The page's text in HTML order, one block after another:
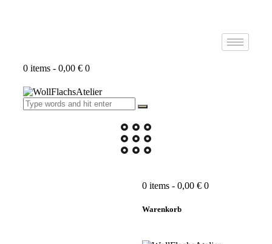
0 items - 0,00 € 0
0 items - 0,00 € 0
Warenkorb